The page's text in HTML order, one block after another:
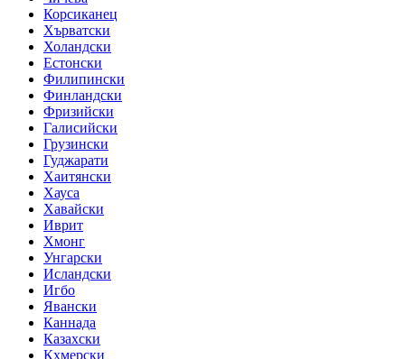
Корсиканец
Хърватски
Холандски
Естонски
Филипински
Финландски
Фризийски
Галисийски
Грузински
Гуджарати
Хаитянски
Хауса
Хавайски
Иврит
Хмонг
Унгарски
Исландски
Игбо
Явански
Каннада
Казахски
Кхмерски